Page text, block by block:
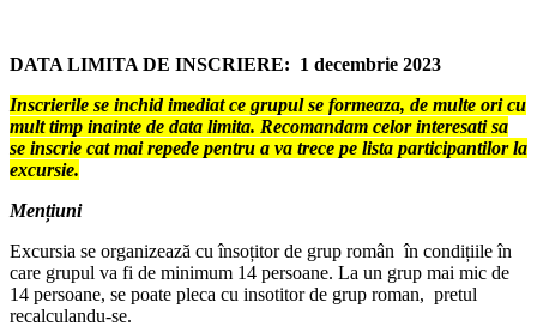
DATA LIMITA DE INSCRIERE: 1 decembrie 2023
Inscrierile se inchid imediat ce grupul se formeaza, de multe ori cu
mult timp inainte de data limita. Recomandam celor interesati sa
se inscrie cat mai repede pentru a va trece pe lista participantilor la
excursie.
Mențiuni
Excursia se organizează cu însoțitor de grup român în condițiile în
care grupul va fi de minimum 14 persoane. La un grup mai mic de
14 persoane, se poate pleca cu insotitor de grup roman, pretul
recalculandu-se.